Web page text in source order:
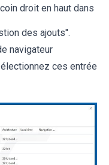
droit en haut dans
des ajouts''.
navigateur
ces entrée